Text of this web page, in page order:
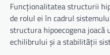
Funcționalitatea structurii
de rolul ei în cadrul
structura hipoecogena
echilibrului și a stabilității